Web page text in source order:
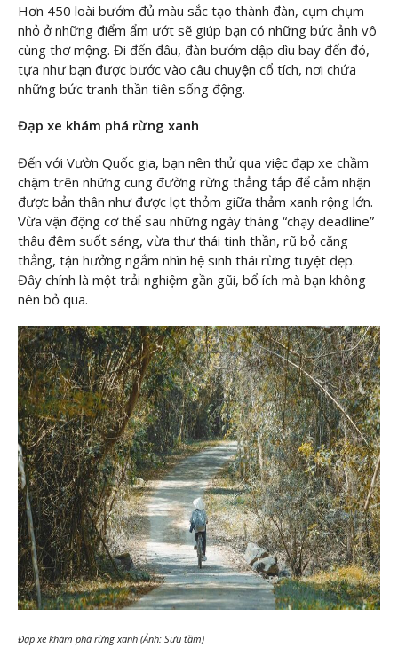
Hơn 450 loài bướm đủ màu sắc tạo thành đàn, cụm chụm
nhỏ ở những điểm ẩm ướt sẽ giúp bạn có những bức ảnh vô
cùng thơ mộng. Đi đến đâu, đàn bướm dập dìu bay đến đó,
tựa như bạn được bước vào câu chuyện cổ tích, nơi chứa
những bức tranh thần tiên sống động.
Đạp xe khám phá rừng xanh
Đến với Vườn Quốc gia, bạn nên thử qua việc đạp xe chầm
chậm trên những cung đường rừng thẳng tắp để cảm nhận
được bản thân như được lọt thỏm giữa thảm xanh rộng lớn.
Vừa vận động cơ thể sau những ngày tháng “chạy deadline”
thâu đêm suốt sáng, vừa thư thái tinh thần, rũ bỏ căng
thẳng, tận hưởng ngắm nhìn hệ sinh thái rừng tuyệt đẹp.
Đây chính là một trải nghiệm gần gũi, bổ ích mà bạn không
nên bỏ qua.
Đạp xe khám phá rừng xanh (Ảnh: Sưu tầm)